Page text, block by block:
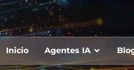
Inicio Agentes IA